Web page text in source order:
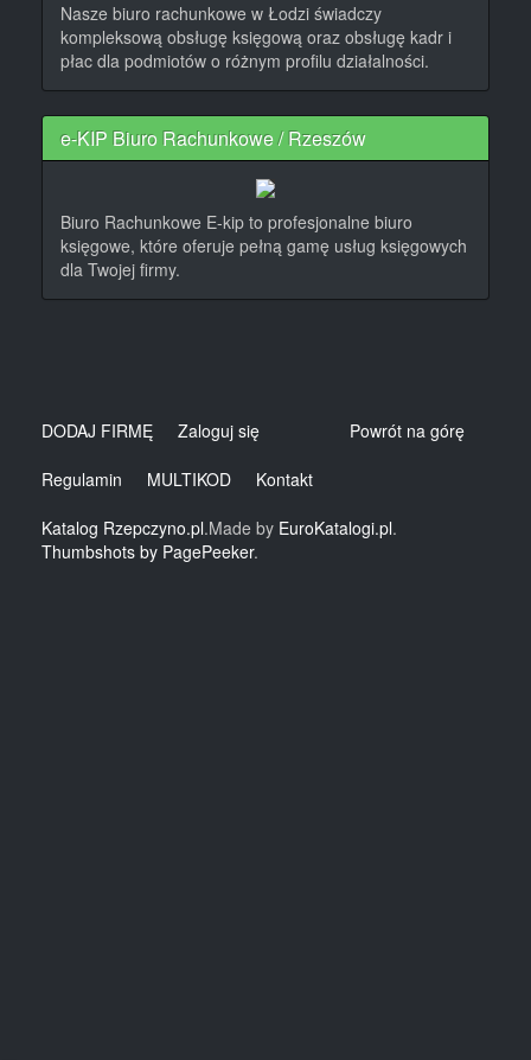
Nasze biuro rachunkowe w Łodzi świadczy
kompleksową obsługę księgową oraz obsługę kadr i
płac dla podmiotów o różnym profilu działalności.
e-KIP Biuro Rachunkowe / Rzeszów
Biuro Rachunkowe E-kip to profesjonalne biuro
księgowe, które oferuje pełną gamę usług księgowych
dla Twojej firmy.
Powrót na górę
DODAJ FIRMĘ Zaloguj się
Regulamin MULTIKOD Kontakt
Katalog Rzepczyno.pl.Made by EuroKatalogi.pl.
Thumbshots by PagePeeker.